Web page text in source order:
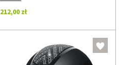
212,00 zł